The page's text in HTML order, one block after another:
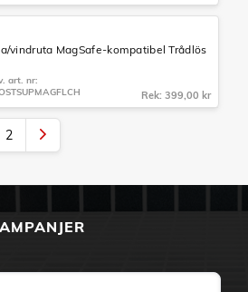
vindruta MagSafe-kompatibel Trådlös
art. nr:
Rek: 399,00 kr
2